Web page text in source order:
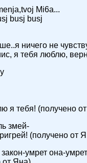
Mi6a...
busj busj
ничего не
я тебя люблю,
я тебя! (получено
змей-
(получено от
умрет она-